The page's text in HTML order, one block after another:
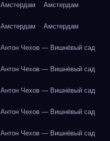
Амстердам Амстердам
Амстердам Амстердам
Антон Чехов — Вишнёвый сад
Антон Чехов — Вишнёвый сад
Антон Чехов — Вишнёвый сад
Антон Чехов — Вишнёвый сад
Антон Чехов — Вишнёвый сад